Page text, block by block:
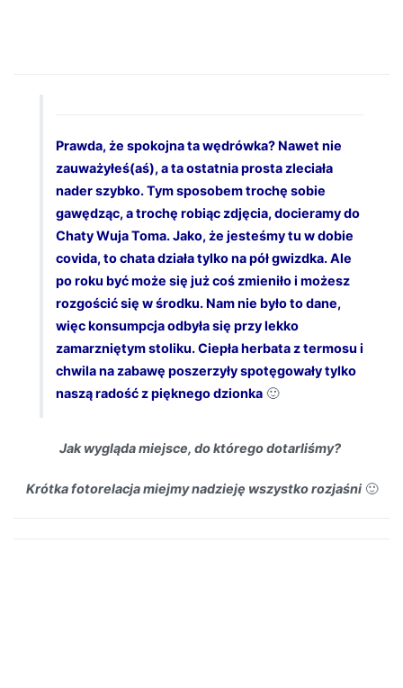
Prawda, że spokojna ta wędrówka? Nawet nie
zauważyłeś(aś), a ta ostatnia prosta zleciała
nader szybko. Tym sposobem trochę sobie
gawędząc, a trochę robiąc zdjęcia, docieramy do
Chaty Wuja Toma. Jako, że jesteśmy tu w dobie
covida, to chata działa tylko na pół gwizdka. Ale
po roku być może się już coś zmieniło i możesz
rozgościć się w środku. Nam nie było to dane,
więc konsumpcja odbyła się przy lekko
zamarzniętym stoliku. Ciepła herbata z termosu i
chwila na zabawę poszerzyły spotęgowały tylko
naszą radość z pięknego dzionka 🙂
Jak wygląda miejsce, do którego dotarliśmy?
Krótka fotorelacja miejmy nadzieję wszystko rozjaśni🙂